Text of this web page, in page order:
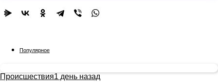
Популярное
Происшествия1 день назад